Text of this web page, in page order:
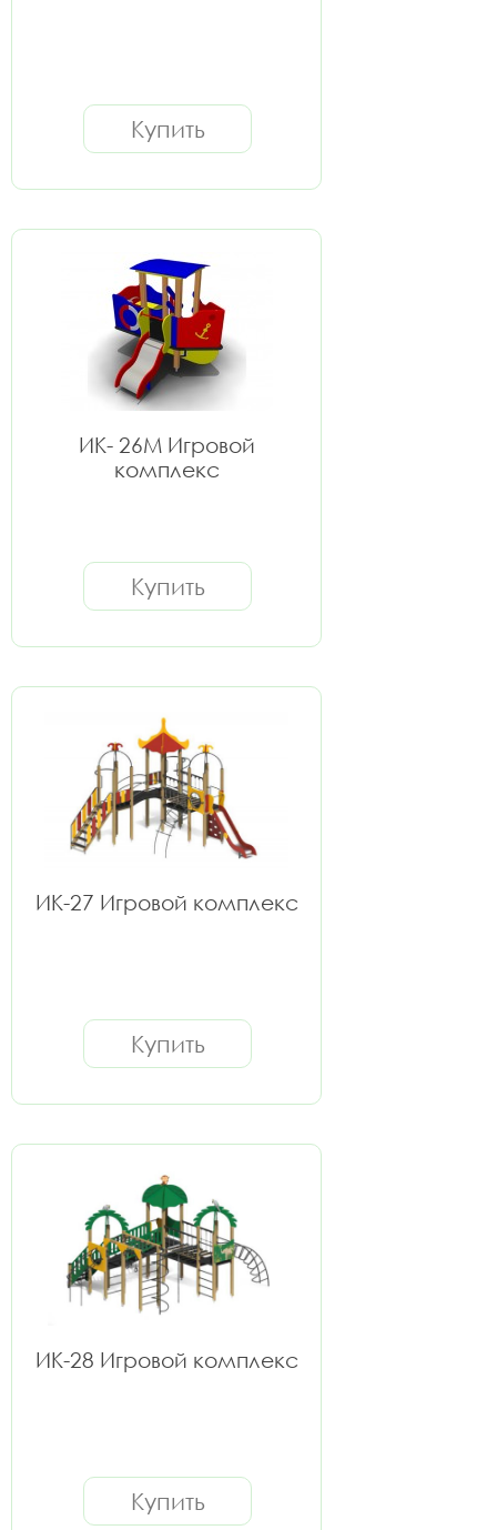
Купить
ИК- 26M Игровой
комплекс
Купить
ИК-27 Игровой комплекс
Купить
ИК-28 Игровой комплекс
Купить